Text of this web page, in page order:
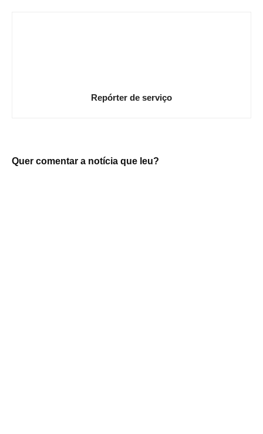
Repórter de serviço
Quer comentar a notícia que leu?